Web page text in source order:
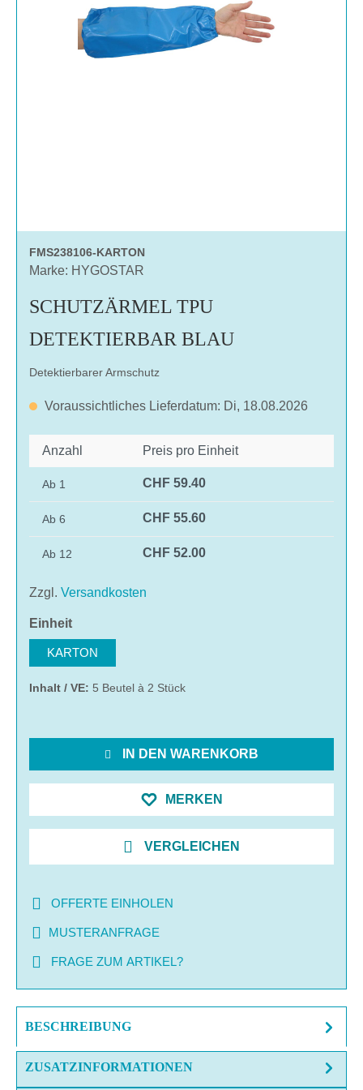
FMS238106-KARTON
Marke: HYGOSTAR
SCHUTZÄRMEL TPU
DETEKTIERBAR BLAU
Detektierbarer Armschutz
Voraussichtliches Lieferdatum: Di, 18.08.2026
Anzahl Preis pro Einheit
Ab 1 CHF 59.40
Ab 6 CHF 55.60
Ab 12 CHF 52.00
Zzgl. Versandkosten
Einheitauswählen
KARTON
Inhalt / VE: 5 Beutel à 2 Stück
IN DEN WARENKORB
MERKEN
VERGLEICHEN
OFFERTE EINHOLEN
MUSTERANFRAGE
FRAGE ZUM ARTIKEL?
BESCHREIBUNG
ZUSATZINFORMATIONEN